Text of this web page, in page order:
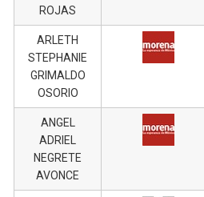
ROJAS
ARLETH
STEPHANIE
GRIMALDO
OSORIO
ANGEL
ADRIEL
NEGRETE
AVONCE